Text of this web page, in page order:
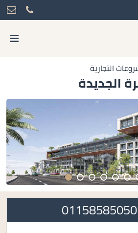
التجارية
الجديدة